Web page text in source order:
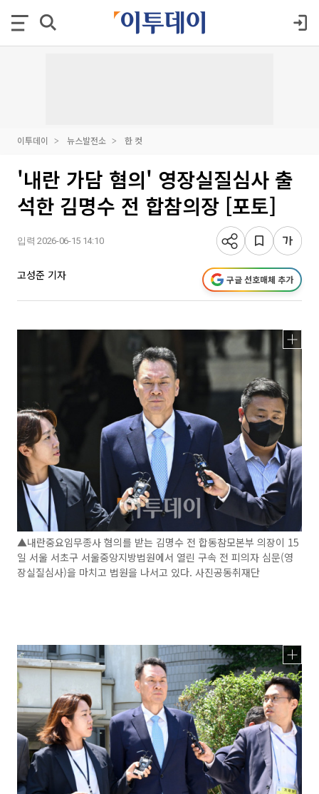
이투데이 뉴스발전소 한 컷
'내란 가담 혐의' 영장실질심사 출
석한 김명수 전 합참의장 [포토]
입력 2026-06-15 14:10
고성준 기자 구글 선호매체 추가
▲내란중요임무종사 혐의를 받는 김명수 전 합동참모본부 의장이 15
일 서울 서초구 서울중앙지방법원에서 열린 구속 전 피의자 심문(영
장실질심사)을 마치고 법원을 나서고 있다. 사진공동취재단